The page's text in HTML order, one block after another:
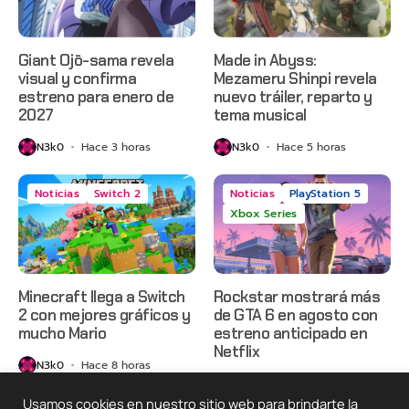
Giant Ojō-sama revela
visual y confirma
estreno para enero de
2027
N3k0 Hace 3 horas
Made in Abyss:
Mezameru Shinpi revela
nuevo tráiler, reparto y
tema musical
N3k0 Hace 5 horas
Noticias Switch 2
Minecraft llega a Switch
2 con mejores gráficos y
mucho Mario
N3k0 Hace 8 horas
Noticias
PlayStation 5
Xbox Series
Rockstar mostrará más
de GTA 6 en agosto con
estreno anticipado en
Netflix
Usamos cookies en nuestro sitio web para brindarte la